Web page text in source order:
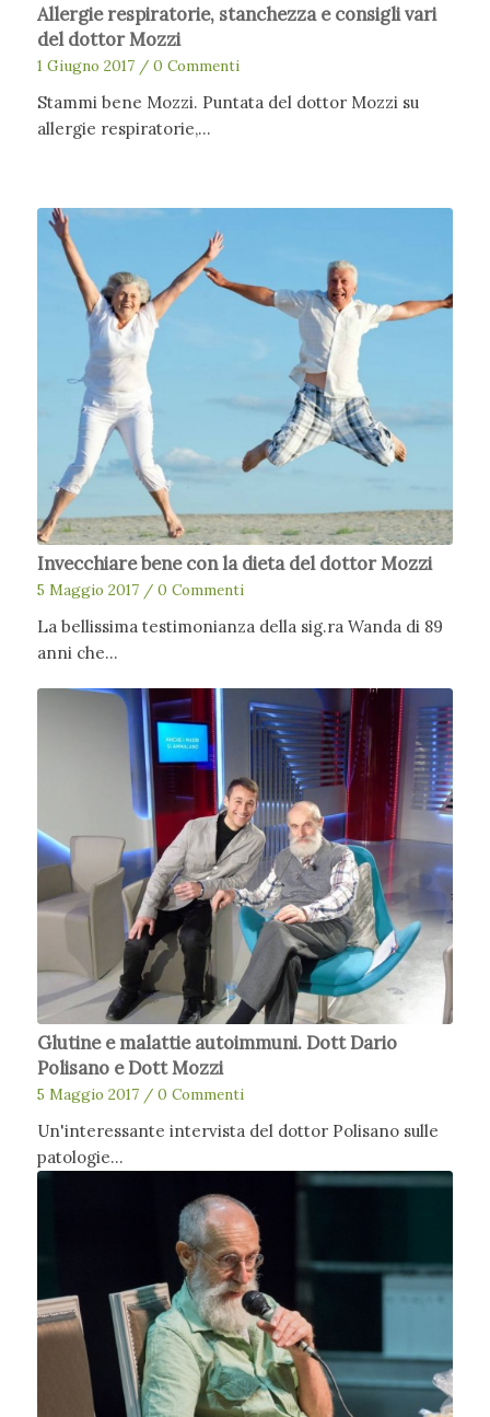
Allergie respiratorie, stanchezza e consigli vari
del dottor Mozzi
1 Giugno 2017 / 0 Commenti
Stammi bene Mozzi. Puntata del dottor Mozzi su
allergie respiratorie,…
Invecchiare bene con la dieta del dottor Mozzi
5 Maggio 2017 / 0 Commenti
La bellissima testimonianza della sig.ra Wanda di 89
anni che…
Glutine e malattie autoimmuni. Dott Dario
Polisano e Dott Mozzi
5 Maggio 2017 / 0 Commenti
Un'interessante intervista del dottor Polisano sulle
patologie…